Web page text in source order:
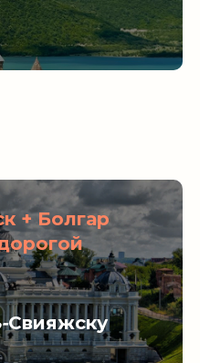
+ Болгар
Свияжску